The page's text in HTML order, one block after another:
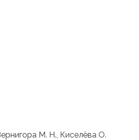
М. Н., Киселёва О.